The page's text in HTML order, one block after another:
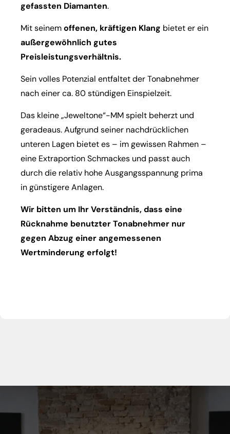
gefassten Diamanten.
Mit seinemoffenen, kräftigen Klang bietet er ein
außergewöhnlich gutes
Preisleistungsverhältnis.
Sein volles Potenzial entfaltet der Tonabnehmer
nach einer ca. 80 stündigen Einspielzeit.
Das kleine „Jeweltone“-MM spielt beherzt und
geradeaus. Aufgrund seiner nachdrücklichen
unteren Lagen bietet es – im gewissen Rahmen –
eine Extraportion Schmackes und passt auch
durch die relativ hohe Ausgangsspannung prima
in günstigere Anlagen.
Wir bitten um Ihr Verständnis, dass eine
Rücknahme benutzter Tonabnehmer nur
gegen Abzug einer angemessenen
Wertminderung erfolgt!